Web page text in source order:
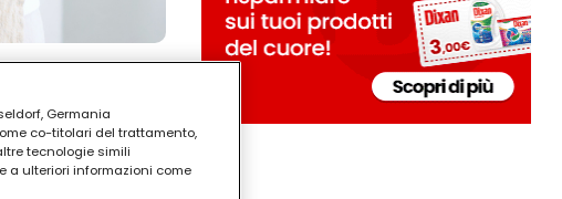
Germania
co-titolari del trattamento,
tecnologie simili
a ulteriori informazioni come